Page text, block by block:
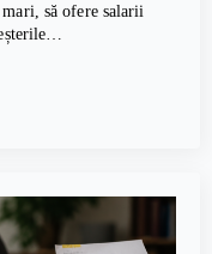
să ofere salarii